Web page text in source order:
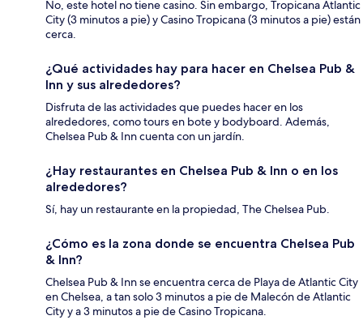
No, este hotel no tiene casino. Sin embargo, Tropicana Atlantic
City (3 minutos a pie) y Casino Tropicana (3 minutos a pie) están
cerca.
¿Qué actividades hay para hacer en Chelsea Pub &
Inn y sus alrededores?
Disfruta de las actividades que puedes hacer en los
alrededores, como tours en bote y bodyboard. Además,
Chelsea Pub & Inn cuenta con un jardín.
¿Hay restaurantes en Chelsea Pub & Inn o en los
alrededores?
Sí, hay un restaurante en la propiedad, The Chelsea Pub.
¿Cómo es la zona donde se encuentra Chelsea Pub
& Inn?
Chelsea Pub & Inn se encuentra cerca de Playa de Atlantic City
en Chelsea, a tan solo 3 minutos a pie de Malecón de Atlantic
City y a 3 minutos a pie de Casino Tropicana.